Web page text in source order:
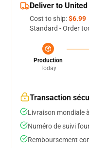
Deliver to
Cost to ship:$6.99
Standard - Order
Production
Today
Transaction
Livraison mondiale
Numéro de suivi
Remboursement